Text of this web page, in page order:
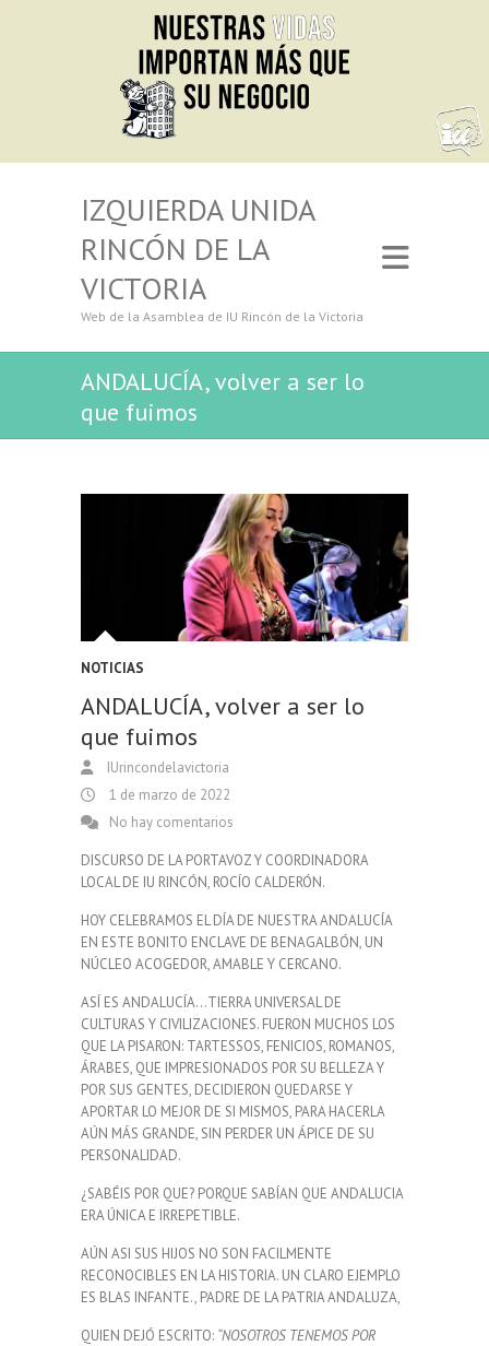
IZQUIERDA UNIDA
RINCÓN DE LA
VICTORIA
Web de la Asamblea de IU Rincón de la Victoria
ANDALUCÍA, volver a ser lo
que fuimos
NOTICIAS
ANDALUCÍA, volver a ser lo
que fuimos
IUrincondelavictoria
1 de marzo de 2022
No hay comentarios
DISCURSO DE LA PORTAVOZ Y COORDINADORA
LOCAL DE IU RINCÓN, ROCÍO CALDERÓN.
HOY CELEBRAMOS EL DÍA DE NUESTRA ANDALUCÍA
EN ESTE BONITO ENCLAVE DE BENAGALBÓN, UN
NÚCLEO ACOGEDOR, AMABLE Y CERCANO.
ASÍ ES ANDALUCÍA…TIERRA UNIVERSAL DE
CULTURAS Y CIVILIZACIONES. FUERON MUCHOS LOS
QUE LA PISARON: TARTESSOS, FENICIOS, ROMANOS,
ÁRABES, QUE IMPRESIONADOS POR SU BELLEZA Y
POR SUS GENTES, DECIDIERON QUEDARSE Y
APORTAR LO MEJOR DE SI MISMOS, PARA HACERLA
AÚN MÁS GRANDE, SIN PERDER UN ÁPICE DE SU
PERSONALIDAD.
¿SABÉIS POR QUE? PORQUE SABÍAN QUE ANDALUCIA
ERA ÚNICA E IRREPETIBLE.
AÚN ASI SUS HIJOS NO SON FACILMENTE
RECONOCIBLES EN LA HISTORIA. UN CLARO EJEMPLO
ES BLAS INFANTE., PADRE DE LA PATRIA ANDALUZA,
QUIEN DEJÓ ESCRITO: “NOSOTROS TENEMOS POR